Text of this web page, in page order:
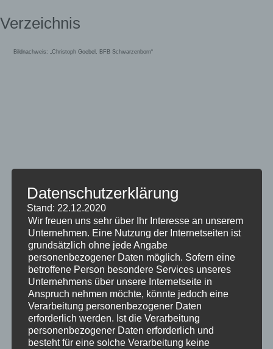
Verzeichnis
Bildnachweis: „Christoph Goebel, BFB Schwarzenborn“
18. KWF-Tagung 2024
Ausstellerverzeichnis
UNSERE AUSSTELLER STELLEN
SICH VOR
Datenschutzerklärung
Stand: 22.12.2020
Wir freuen uns sehr über Ihr Interesse an unserem
Unternehmen. Eine Nutzung der Internetseiten ist
grundsätzlich ohne jede Angabe
personenbezogener Daten möglich. Sofern eine
betroffene Person besondere Services unseres
Unternehmens über unsere Internetseite in
Anspruch nehmen möchte, könnte jedoch eine
Verarbeitung personenbezogener Daten
erforderlich werden. Ist die Verarbeitung
personenbezogener Daten erforderlich und
besteht für eine solche Verarbeitung keine